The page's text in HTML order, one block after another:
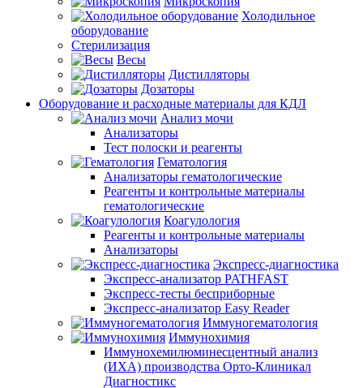
Холодильное
оборудование
Стерилизация
Весы
Дистилляторы
Дозаторы
Оборудование и расходные материалы для КДЛ
Анализ мочи
Анализаторы
Тест полоски и реагенты
Гематология
Анализаторы гематологические
Реагенты и контрольные материалы
гематологические
Коагулология
Реагенты и контрольные материалы
Анализаторы
Экспресс-диагностика
Экспресс-анализатор PATHFAST
Экспресс-тесты бесприборные
Экспресс-анализатор Easy Reader
Иммуногематология
Иммунохимия
Иммунохемилюминесцентный анализ
(ИХА) производства Орто-Клиникал
Диагностикс